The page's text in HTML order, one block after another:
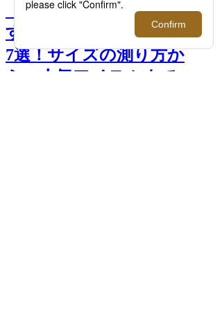
【特集】伊勢丹メンズおす
すめのメンズ手袋ブランド
7選！サイズの測り方か
ら、人気アイテムまで >>